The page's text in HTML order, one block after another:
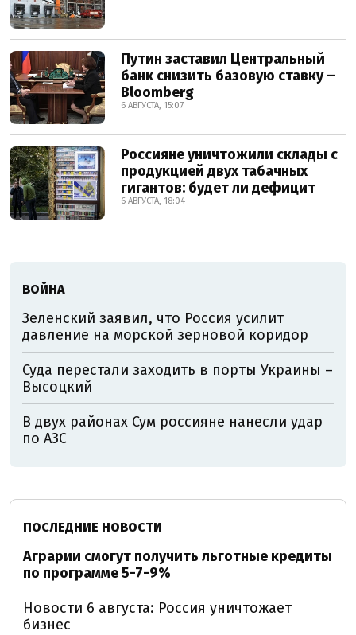
Путин заставил Центральный
банк снизить базовую ставку –
Bloomberg
6 АВГУСТА, 15:07
Россияне уничтожили склады с
продукцией двух табачных
гигантов: будет ли дефицит
6 АВГУСТА, 18:04
ВОЙНА
Зеленский заявил, что Россия усилит
давление на морской зерновой коридор
Суда перестали заходить в порты Украины –
Высоцкий
В двух районах Сум россияне нанесли удар
по АЗС
ПОСЛЕДНИЕ НОВОСТИ
Аграрии смогут получить льготные кредиты
по программе 5-7-9%
Новости 6 августа: Россия уничтожает
бизнес